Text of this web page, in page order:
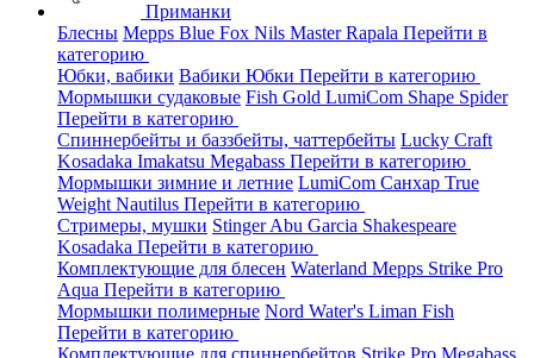
Приманки
Блесны Mepps Blue Fox Nils MasterRapala Перейти в
категорию
Юбки, вабики Вабики Юбки Перейти в категорию
Мормышки судаковые Fish Gold LumiCom Shape Spider
Перейти в категорию
Спиннербейты и баззбейты, чаттербейты Lucky Craft
Kosadaka Imakatsu Megabass Перейти в категорию
Мормышки зимние и летние LumiCom Санхар True
Weight Nautilus Перейти в категорию
Стримеры, мушки StingerAbu Garcia Shakespeare
Kosadaka Перейти в категорию
Комплектующие для блесен Waterland Mepps Strike Pro
Aqua Перейти в категорию
Мормышки полимерные Nord Water's Liman Fish
Перейти в категорию
Комплектующие для спиннербейтов Strike Pro Megabass